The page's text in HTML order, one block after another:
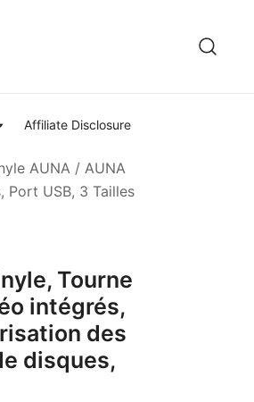
Affiliate Disclosure
AUNA / AUNA
Port USB, 3 Tailles
Tourne
intégrés,
des
disques,